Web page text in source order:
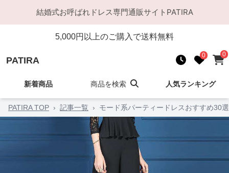
結婚式お呼ばれドレス専門通販サイト PATIRA
5,000円以上のご購入で送料無料
PATIRA 0 0
新着商品 商品を検索 人気ランキング
PATIRA TOP › 記事一覧 › モード系パーティードレスおすすめ30